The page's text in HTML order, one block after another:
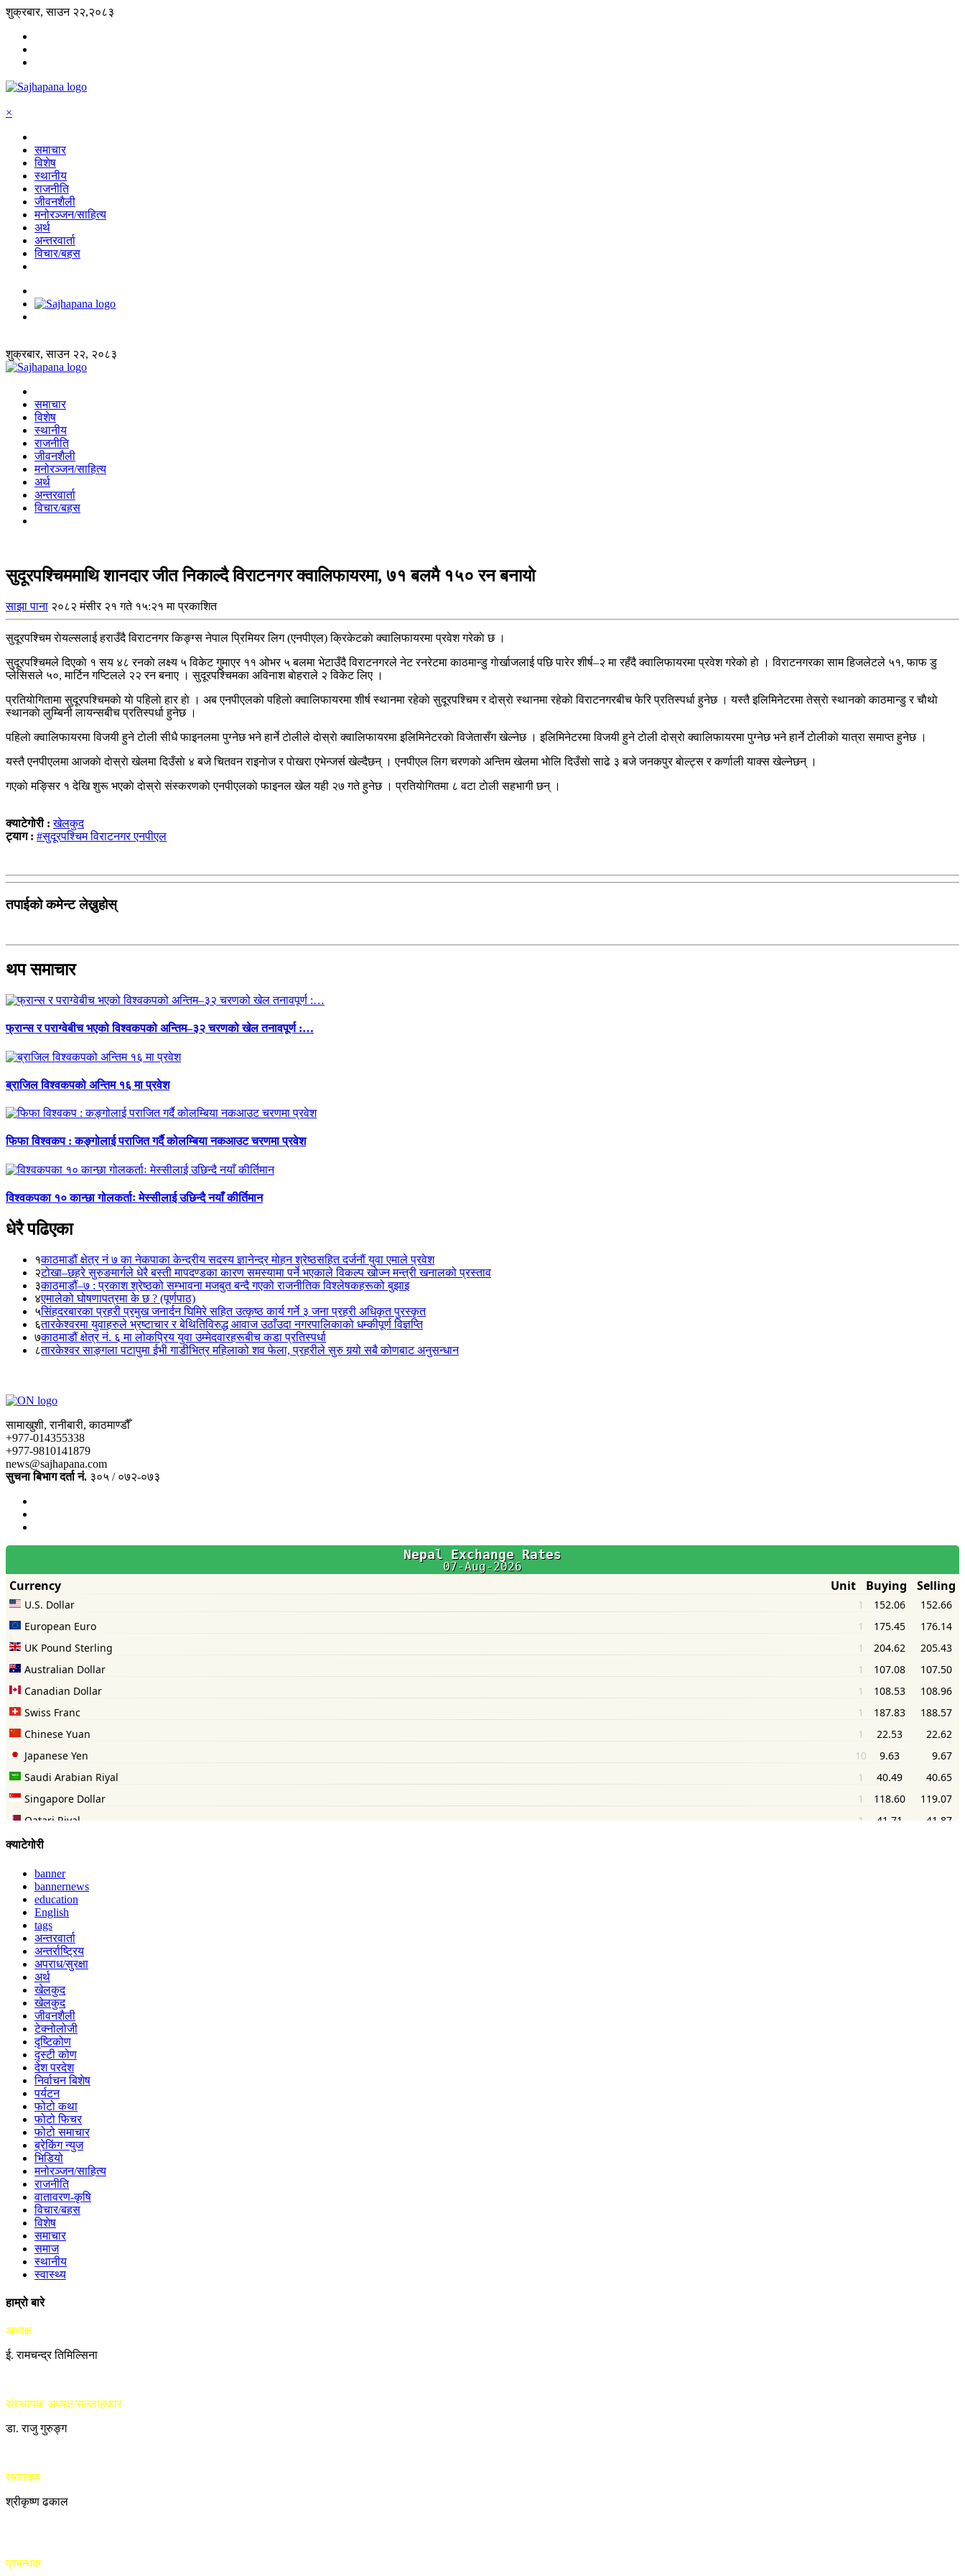
शुक्रबार, साउन २२,२०८३
×
समाचार
विशेष
स्थानीय
राजनीति
जीवनशैली
मनोरञ्जन/साहित्य
अर्थ
अन्तरवार्ता
विचार/बहस
शुक्रबार, साउन २२, २०८३
समाचार
विशेष
स्थानीय
राजनीति
जीवनशैली
मनोरञ्जन/साहित्य
अर्थ
अन्तरवार्ता
विचार/बहस
सुदूरपश्चिममाथि शानदार जीत निकाल्दै विराटनगर क्वालिफायरमा, ७१ बलमै १५० रन बनायाे
साझा पाना २०८२ मंसीर २१ गते १५:२१ मा प्रकाशित
सुदूरपश्चिम राेयल्सलाई हराउँदै विराटनगर किङ्ग्स नेपाल प्रिमियर लिग (एनपीएल) क्रिकेटकाे क्वालिफायरमा प्रवेश गरेकाे छ ।
सुदूरपश्चिमले दिएकाे १ सय ४८ रनकाे लक्ष्य ५ विकेट गुमाएर ११ ओभर ५ बलमा भेटाउँदै विराटनगरले नेट रनरेटमा काठमान्डु गाेर्खाजलाई पछि पारेर शीर्ष–२ मा रहँदै क्वालिफायरमा प्रवेश गरेकाे हाे । विराटनगरका साम हिजलेटले ५१, फाफ डु
प्लेसिसले ५०, मार्टिन गप्टिलले २२ रन बनाए । सुदूरपश्चिमका अविनाश बाेहराले २ विकेट लिए ।
प्रतियाेगितामा सुदूरपश्चिमकाे याे पहिलाे हार हाे । अब एनपीएलकाे पहिलाे क्वालिफायरमा शीर्ष स्थानमा रहेकाे सुदूरपश्चिम र दाेस्राे स्थानमा रहेकाे विराटनगरबीच फेरि प्रतिस्पर्धा हुनेछ । यस्तै इलिमिनेटरमा तेस्राे स्थानकाे काठमान्डु र चाैथाे
स्थानकाे लुम्बिनी लायन्सबीच प्रतिस्पर्धा हुनेछ ।
पहिलाे क्वालिफायरमा विजयी हुने टाेली सीधै फाइनलमा पुग्नेछ भने हार्ने टाेलीले दाेस्राे क्वालिफायरमा इलिमिनेटरकाे विजेतासँग खेल्नेछ । इलिमिनेटरमा विजयी हुने टाेली दाेस्राे क्वालिफायरमा पुग्नेछ भने हार्ने टाेलीकाे यात्रा समाप्त हुनेछ ।
यस्तै एनपीएलमा आजकाे दाेस्राे खेलमा दिउँसाे ४ बजे चितवन राइनाेज र पाेखरा एभेन्जर्स खेल्दैछन् । एनपीएल लिग चरणकाे अन्तिम खेलमा भाेलि दिउँसाे साढे ३ बजे जनकपुर बाेल्ट्स र कर्णाली याक्स खेल्नेछन् ।
गएकाे मङ्सिर १ देखि शुरू भएकाे दाेस्राे संस्करणकाे एनपीएलकाे फाइनल खेल यही २७ गते हुनेछ । प्रतियाेगितमा ८ वटा टाेली सहभागी छन् ।
क्याटेगोरी :खेलकुद
ट्याग : #सुदूरपश्चिम विराटनगर एनपीएल
तपाईको कमेन्ट लेख्नुहोस्
थप समाचार
फ्रान्स र पराग्वेबीच भएको विश्वकपको अन्तिम–३२ चरणको खेल तनावपूर्ण :…
ब्राजिल विश्वकपको अन्तिम १६ मा प्रवेश
फिफा विश्वकप : कङ्गोलाई पराजित गर्दै कोलम्बिया नकआउट चरणमा प्रवेश
विश्वकपका १० कान्छा गोलकर्ताः मेस्सीलाई उछिन्दै नयाँ कीर्तिमान
धेरै पढिएका
१काठमाडौं क्षेत्र नं ७ का नेकपाका केन्द्रीय सदस्य ज्ञानेन्द्र मोहन श्रेष्ठसहित दर्जनौं युवा एमाले प्रवेश
२टोखा–छहरे सुरुङमार्गले धेरै बस्ती मापदण्डका कारण समस्यामा पर्ने भएकाले विकल्प खोज्न मन्त्री खनालको प्रस्ताव
३काठमाडौं–७ : प्रकाश श्रेष्ठको सम्भावना मजबुत बन्दै गएको राजनीतिक विश्लेषकहरूको बुझाइ
४एमालेको घोषणापत्रमा के छ ? (पूर्णपाठ)
५सिंहदरबारका प्रहरी प्रमुख जनार्दन घिमिरे सहित उत्कृष्ठ कार्य गर्ने ३ जना प्रहरी अधिकृत पुरस्कृत
६तारकेश्वरमा युवाहरुले भ्रष्टाचार र बेथितिविरुद्ध आवाज उठाँउदा नगरपालिकाको धम्कीपूर्ण विज्ञप्ति
७काठमाडौं क्षेत्र नं. ६ मा लोकप्रिय युवा उम्मेदवारहरूबीच कडा प्रतिस्पर्धा
८तारकेश्वर साङ्गला पटापुमा ईभी गाडीभित्र महिलाको शव फेला, प्रहरीले सुरु गर्‍यो सबै कोणबाट अनुसन्धान
सामाखुशी, रानीबारी, काठमाण्डौँ
+977-014355338
+977-9810141879
news@sajhapana.com
सुचना बिभाग दर्ता नं. ३०५ / ०७२-०७३
क्याटेगोरी
banner
bannernews
education
English
tags
अन्तरवार्ता
अन्तर्राष्ट्रिय
अपराध/सुरक्षा
अर्थ
खेलकुद
खेलकुद
जीवनशैली
टेक्नोलोजी
दृष्टिकोण
दृस्टी कोण
देश परदेश
निर्वाचन बिशेष
पर्यटन
फोटो कथा
फोटो फिचर
फोटो समाचार
ब्रेकिंग न्युज
भिडियो
मनोरञ्जन/साहित्य
राजनीति
वातावरण-कृषि
विचार/बहस
विशेष
समाचार
समाज
स्थानीय
स्वास्थ्य
हाम्रो बारे
अध्यक्ष
ई. रामचन्द्र तिमिल्सिना
संस्थापक अध्यक्ष/सल्लाहकार
डा. राजु गुरुङ्ग
सम्पादक
श्रीकृष्ण ढकाल
प्रबन्धक